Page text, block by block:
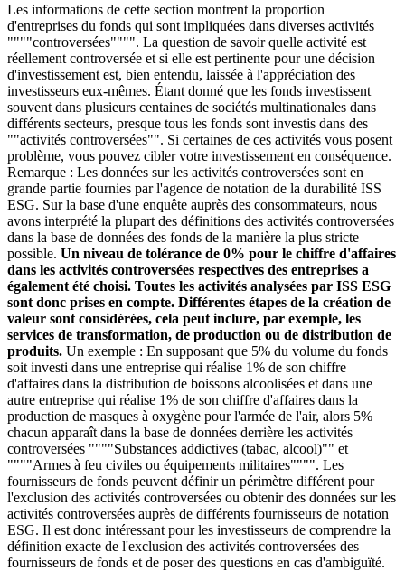
Les informations de cette section montrent la proportion
d'entreprises du fonds qui sont impliquées dans diverses activités
""""controversées"""". La question de savoir quelle activité est
réellement controversée et si elle est pertinente pour une décision
d'investissement est, bien entendu, laissée à l'appréciation des
investisseurs eux-mêmes. Étant donné que les fonds investissent
souvent dans plusieurs centaines de sociétés multinationales dans
différents secteurs, presque tous les fonds sont investis dans des
""activités controversées"". Si certaines de ces activités vous posent
problème, vous pouvez cibler votre investissement en conséquence.
Remarque : Les données sur les activités controversées sont en
grande partie fournies par l'agence de notation de la durabilité ISS
ESG. Sur la base d'une enquête auprès des consommateurs, nous
avons interprété la plupart des définitions des activités controversées
dans la base de données des fonds de la manière la plus stricte
possible. Un niveau de tolérance de 0% pour le chiffre d'affaires
dans les activités controversées respectives des entreprises a
également été choisi. Toutes les activités analysées par ISS ESG
sont donc prises en compte. Différentes étapes de la création de
valeur sont considérées, cela peut inclure, par exemple, les
services de transformation, de production ou de distribution de
produits. Un exemple : En supposant que 5% du volume du fonds
soit investi dans une entreprise qui réalise 1% de son chiffre
d'affaires dans la distribution de boissons alcoolisées et dans une
autre entreprise qui réalise 1% de son chiffre d'affaires dans la
production de masques à oxygène pour l'armée de l'air, alors 5%
chacun apparaît dans la base de données derrière les activités
controversées """"Substances addictives (tabac, alcool)"" et
""""Armes à feu civiles ou équipements militaires"""". Les
fournisseurs de fonds peuvent définir un périmètre différent pour
l'exclusion des activités controversées ou obtenir des données sur les
activités controversées auprès de différents fournisseurs de notation
ESG. Il est donc intéressant pour les investisseurs de comprendre la
définition exacte de l'exclusion des activités controversées des
fournisseurs de fonds et de poser des questions en cas d'ambiguïté.